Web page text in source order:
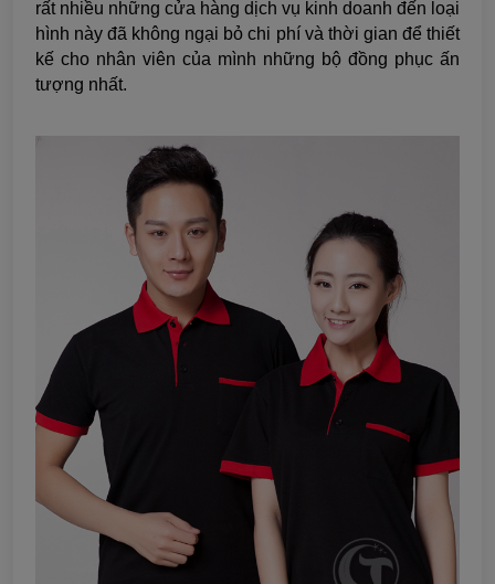
rất nhiều những cửa hàng dịch vụ kinh doanh đến loại
hình này đã không ngại bỏ chi phí và thời gian để thiết
kế cho nhân viên của mình những bộ đồng phục ấn
tượng nhất.